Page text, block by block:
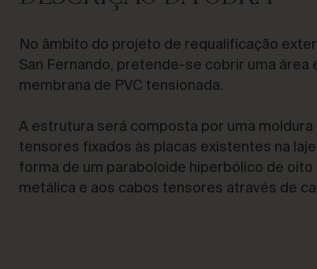
COMO CHEGAR CONTACTE-NOS
PROJETOS EMBLEMÁTICOS
PROFISSIONAL
No âmbito do projeto de requalificação
San Fernando, pretende-se cobrir uma
membrana de PVC tensionada.
A estrutura será composta por uma
tensores fixados às placas existentes na
forma de um paraboloide hiperbólico de
metálica e aos cabos tensores através de